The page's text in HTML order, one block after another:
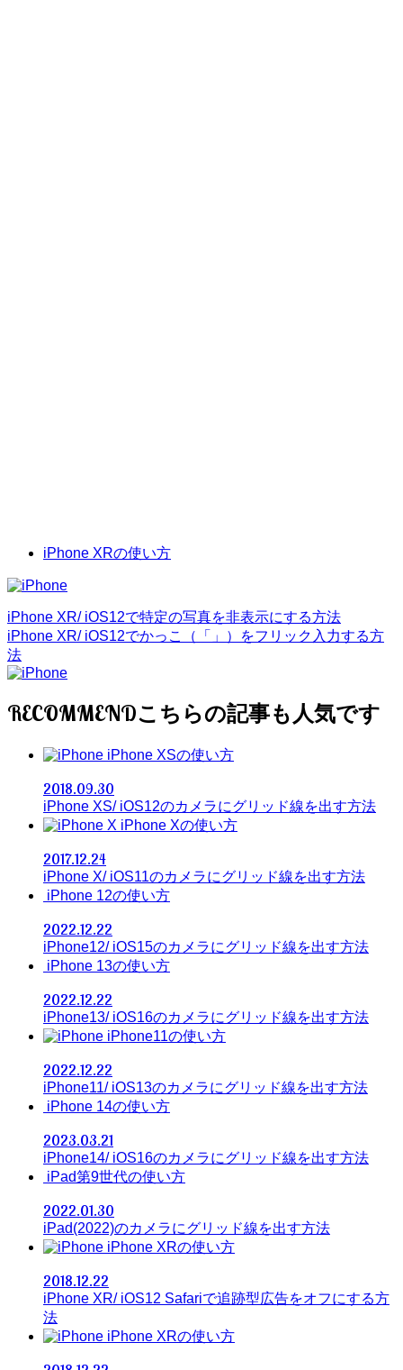
iPhone XRの使い方
iPhone XR/ iOS12で特定の写真を非表示にする方法
iPhone XR/ iOS12でかっこ（「」）をフリック入力する方
法
RECOMMEND
iPhone XSの使い方
2018.09.30
iPhone XS/ iOS12のカメラにグリッド線を出す方法
iPhone Xの使い方
2017.12.24
iPhone X/ iOS11のカメラにグリッド線を出す方法
iPhone 12の使い方
2022.12.22
iPhone12/ iOS15のカメラにグリッド線を出す方法
iPhone 13の使い方
2022.12.22
iPhone13/ iOS16のカメラにグリッド線を出す方法
iPhone11の使い方
2022.12.22
iPhone11/ iOS13のカメラにグリッド線を出す方法
iPhone 14の使い方
2023.03.21
iPhone14/ iOS16のカメラにグリッド線を出す方法
iPad第9世代の使い方
2022.01.30
iPad(2022)のカメラにグリッド線を出す方法
iPhone XRの使い方
2018.12.22
iPhone XR/ iOS12 Safariで追跡型広告をオフにする方
法
iPhone XRの使い方